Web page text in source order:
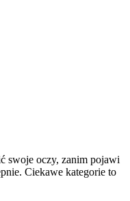
swoje oczy, zanim pojawi
Ciekawe kategorie to